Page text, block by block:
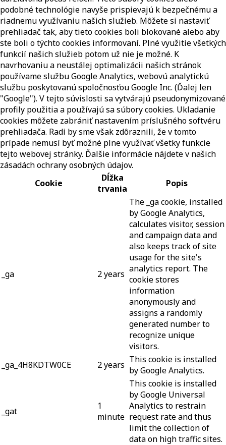
podobné technológie navyše prispievajú k bezpečnému a
riadnemu využívaniu našich služieb. Môžete si nastaviť
prehliadač tak, aby tieto cookies boli blokované alebo aby
ste boli o týchto cookies informovaní. Plné využitie všetkých
funkcií našich služieb potom už nie je možné. K
navrhovaniu a neustálej optimalizácii našich stránok
používame službu Google Analytics, webovú analytickú
službu poskytovanú spoločnosťou Google Inc. (Ďalej len
"Google"). V tejto súvislosti sa vytvárajú pseudonymizované
profily použitia a používajú sa súbory cookies. Ukladanie
cookies môžete zabrániť nastavením príslušného softvéru
prehliadača. Radi by sme však zdôraznili, že v tomto
prípade nemusí byť možné plne využívať všetky funkcie
tejto webovej stránky. Ďalšie informácie nájdete v našich
zásadách ochrany osobných údajov.
Cookie
Dĺžka
trvania
Popis
_ga 2 years
The _ga cookie, installed
by Google Analytics,
calculates visitor, session
and campaign data and
also keeps track of site
usage for the site's
analytics report. The
cookie stores
information
anonymously and
assigns a randomly
generated number to
recognize unique
visitors.
_ga_4H8KDTW0CE
2 years This cookie is installed
by Google Analytics.
_gat
1
minute
This cookie is installed
by Google Universal
Analytics to restrain
request rate and thus
limit the collection of
data on high traffic sites.